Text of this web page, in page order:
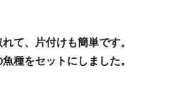
て、片付けも簡単です。
種をセットにしました。